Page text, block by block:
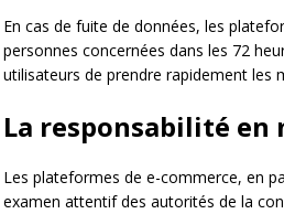
En cas de fuite de données, les
personnes concernées dans les 72
utilisateurs de prendre rapidement les
La responsabilité en
Les plateformes de e-commerce, en
examen attentif des autorités de la